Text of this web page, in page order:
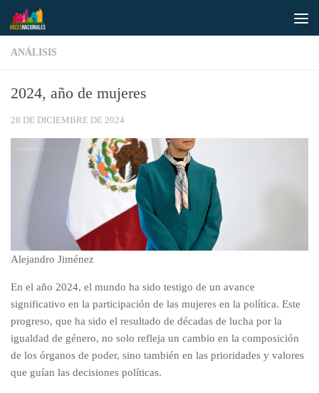
Saltar al contenido
ANÁLISIS
2024, año de mujeres
28 DE DICIEMBRE DE 2024
Alejandro Jiménez
En el año 2024, el mundo ha sido testigo de un avance
significativo en la participación de las mujeres en la política. Este
progreso, que ha sido el resultado de décadas de lucha por la
igualdad de género, no solo refleja un cambio en la composición
de los órganos de poder, sino también en las prioridades y valores
que guían las decisiones políticas.